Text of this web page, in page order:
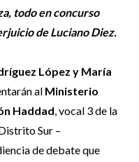
todo en concurso
de Luciano Diez.
López y María
al Ministerio
Haddad, vocal 3 de la
Sur –
de debate que